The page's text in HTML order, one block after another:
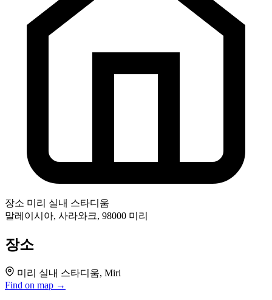
장소 미리 실내 스타디움
말레이시아, 사라와크, 98000 미리
장소
미리 실내 스타디움, Miri
Find on map →